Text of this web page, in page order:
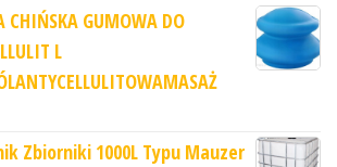
CHIŃSKA GUMOWA DO
L
Zbiorniki 1000L Typu Mauzer